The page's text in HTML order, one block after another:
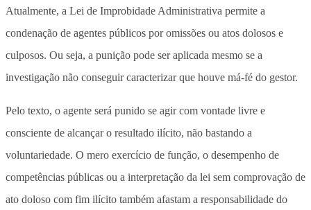
Atualmente, a Lei de Improbidade Administrativa permite a
condenação de agentes públicos por omissões ou atos dolosos e
culposos. Ou seja, a punição pode ser aplicada mesmo se a
investigação não conseguir caracterizar que houve má-fé do gestor.
Pelo texto, o agente será punido se agir com vontade livre e
consciente de alcançar o resultado ilícito, não bastando a
voluntariedade. O mero exercício de função, o desempenho de
competências públicas ou a interpretação da lei sem comprovação de
ato doloso com fim ilícito também afastam a responsabilidade do